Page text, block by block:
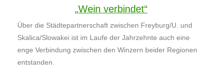
„Wein verbindet“
Über die Städtepartnerschaft zwischen Freyburg/U. und
Skalica/Slowakei ist im Laufe der Jahrzehnte auch eine
enge Verbindung zwischen den Winzern beider Regionen
entstanden.